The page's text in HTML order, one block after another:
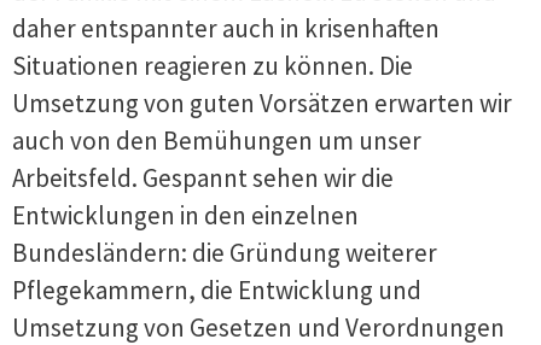
daher entspannter auch in krisenhaften
Situationen reagieren zu können. Die
Umsetzung von guten Vorsätzen erwarten wir
auch von den Bemühungen um unser
Arbeitsfeld. Gespannt sehen wir die
Entwicklungen in den einzelnen
Bundesländern: die Gründung weiterer
Pflegekammern, die Entwicklung und
Umsetzung von Gesetzen und Verordnungen